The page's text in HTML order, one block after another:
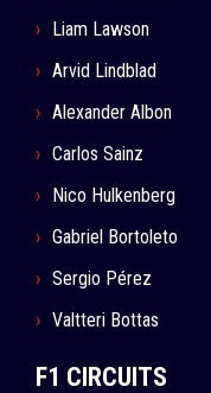
Liam Lawson
Arvid Lindblad
Alexander Albon
Carlos Sainz
Nico Hulkenberg
Gabriel Bortoleto
Sergio Pérez
Valtteri Bottas
F1 CIRCUITS